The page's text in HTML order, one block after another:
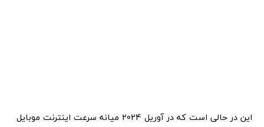
این در حالی است که در آوریل 2024 میانه سرعت اینترنت موبایل